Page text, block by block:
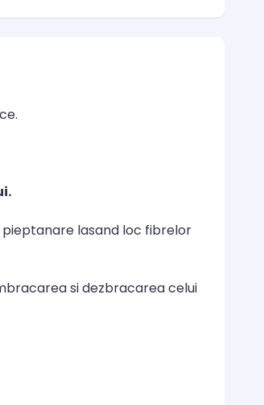
lasand loc fibrelor
si dezbracarea celui